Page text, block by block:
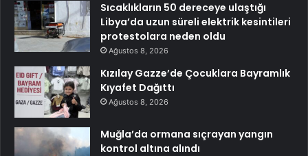
Sıcaklıkların 50 dereceye ulaştığı
Libya’da uzun süreli elektrik kesintileri
protestolara neden oldu
Ağustos 8, 2026
Kızılay Gazze’de Çocuklara Bayramlık
Kıyafet Dağıttı
Ağustos 8, 2026
Muğla’da ormana sıçrayan yangın
kontrol altına alındı